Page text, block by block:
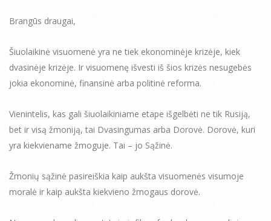
Brangūs draugai,
Šiuolaikinė visuomenė yra ne tiek ekonominėje krizėje, kiek
dvasinėje krizėje. Ir visuomenę išvesti iš šios krizės nesugebės
jokia ekonominė, finansinė arba politinė reforma.
Vienintelis, kas gali šiuolaikiniame etape išgelbėti ne tik Rusiją,
bet ir visą žmoniją, tai Dvasingumas arba Dorovė. Dorovė, kuri
yra kiekviename žmoguje. Tai – jo Sąžinė.
Žmonių sąžinė pasireiškia kaip aukšta visuomenės visumoje
moralė ir kaip aukšta kiekvieno žmogaus dorovė.